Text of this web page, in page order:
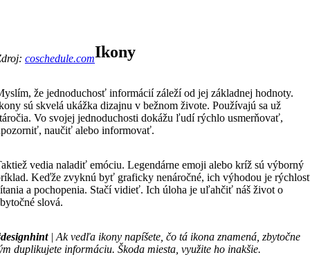
coschedule.comIkony
že jednoduchosť informácií záleží od jej základnej hodnoty.
sú skvelá ukážka dizajnu v bežnom živote. Používajú sa už
Vo svojej jednoduchosti dokážu ľudí rýchlo usmerňovať,
naučiť alebo informovať.
vedia naladiť emóciu. Legendárne emoji alebo kríž sú výborný
Keďže zvyknú byť graficky nenáročné, ich výhodou je
a pochopenia. Stačí vidieť. Ich úloha je uľahčiť náš život o
slová.
| Ak vedľa ikony napíšete, čo tá ikona znamená, zbytočne
duplikujete informáciu. Škoda miesta, využite ho inakšie.